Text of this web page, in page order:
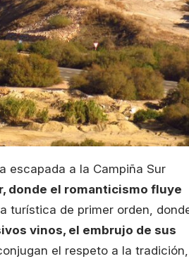
escapada a la Campiña Sur
donde el romanticismo fluye
turística de primer orden,
vinos, el embrujo de sus
el respeto a la tradición,